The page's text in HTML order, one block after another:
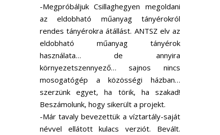
-Megpróbáljuk Csillaghegyen megoldani
az eldobható műanyag tányérokról
rendes tányérokra átállást. ANTSZ elv az
eldobható műanyag tányérok
használata… de annyira
környezetszennyező… sajnos nincs
mosogatógép a közösségi házban…
szerzünk egyet, ha törik, ha szakad!
Beszámolunk, hogy sikerült a projekt.
-Már tavaly bevezettük a víztartály-saját
névvel ellátott kulacs verziót. Bevált.